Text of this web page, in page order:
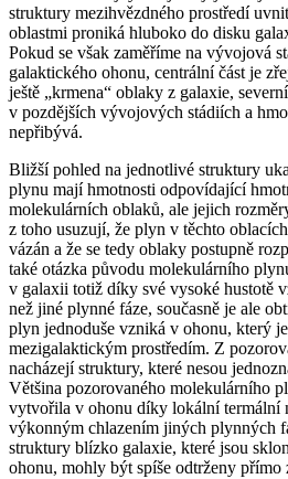
struktury mezihvězdného prostředí
oblastmi proniká hluboko do disku
Pokud se však zaměříme na vývojová
galaktického ohonu, centrální část je
ještě „krmena“ oblaky z galaxie,
v pozdějších vývojových stádiích a
nepřibývá.
Bližší pohled na jednotlivé struktury
plynu mají hmotnosti odpovídající
molekulárních oblaků, ale jejich
z toho usuzují, že plyn v těchto
vázán a že se tedy oblaky postupně
také otázka původu molekulárního
v galaxii totiž díky své vysoké hustotě
než jiné plynné fáze, současně je ale
plyn jednoduše vzniká v ohonu, který
mezigalaktickým prostředím. Z
nacházejí struktury, které nesou
Většina pozorovaného molekulárního
vytvořila v ohonu díky lokální termální
výkonným chlazením jiných plynných
struktury blízko galaxie, které jsou
ohonu, mohly být spíše odtrženy přímo